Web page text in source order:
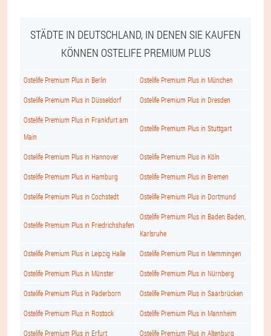
STÄDTE IN DEUTSCHLAND, IN DENEN SIE KAUFEN
KÖNNEN OSTELIFE PREMIUM PLUS
Ostelife Premium Plus in Berlin Ostelife Premium Plus in München
Ostelife Premium Plus in Düsseldorf Ostelife Premium Plus in Dresden
Ostelife Premium Plus in Frankfurt am
Main
Ostelife Premium Plus in Stuttgart
Ostelife Premium Plus in Hannover Ostelife Premium Plus in Köln
Ostelife Premium Plus in Hamburg Ostelife Premium Plus in Bremen
Ostelife Premium Plus in Cochstedt Ostelife Premium Plus in Dortmund
Ostelife Premium Plus in Friedrichshafen
Ostelife Premium Plus in Baden Baden,
Karlsruhe
Ostelife Premium Plus in Leipzig Halle Ostelife Premium Plus in Memmingen
Ostelife Premium Plus in Münster Ostelife Premium Plus in Nürnberg
Ostelife Premium Plus in Paderborn Ostelife Premium Plus in Saarbrücken
Ostelife Premium Plus in Rostock Ostelife Premium Plus in Mannheim
Ostelife Premium Plus in Erfurt Ostelife Premium Plus in Altenburg